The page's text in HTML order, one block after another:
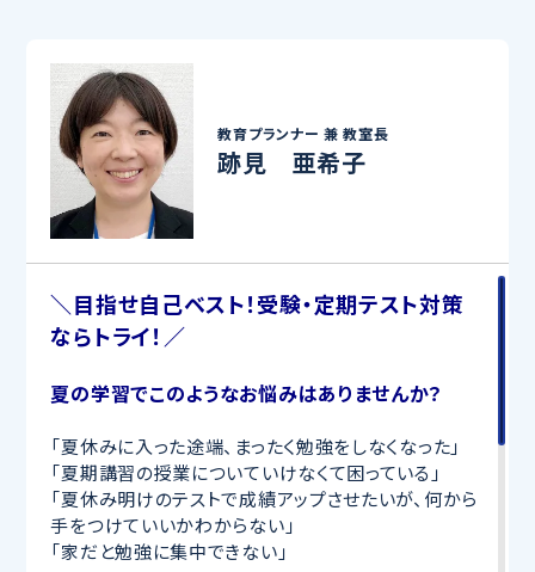
教育プランナー 兼教室長
跡見 亜希子
＼目指せ自己ベスト！受験・定期テスト対策
ならトライ！／
夏の学習でこのようなお悩みはありませんか？
「夏休みに入った途端、まったく勉強をしなくなった」
「夏期講習の授業についていけなくて困っている」
「夏休み明けのテストで成績アップさせたいが、何から
手をつけていいかわからない」
「家だと勉強に集中できない」